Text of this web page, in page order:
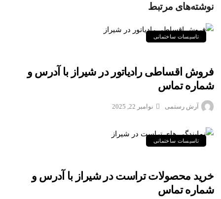
نوشته‌های مرتبط
تاسیسات ساختمانی
فروش اقساطی رادیاتور در شیراز با آدرس و
شماره تماس
آرش رستمی نوامبر 22, 2025
تاسیسات ساختمانی
خرید محصولات تراست در شیراز با آدرس و
شماره تماس